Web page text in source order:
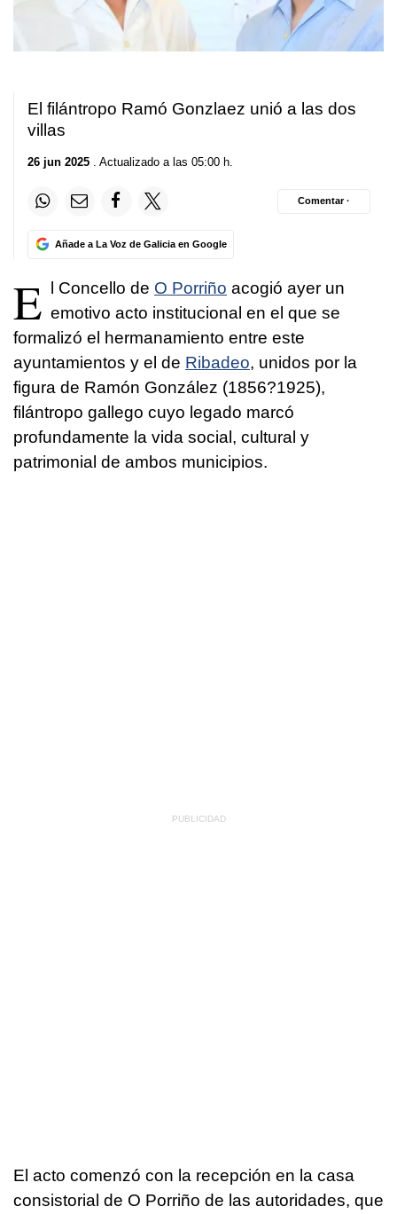
El filántropo Ramó Gonzlaez unió a las dos
villas
26 jun 2025 . Actualizado a las 05:00 h.
Añade a La Voz de Galicia en Google
Comentar ·
E l Concello de O Porriño acogió ayer un
emotivo acto institucional en el que se
formalizó el hermanamiento entre este
ayuntamientos y el de Ribadeo, unidos por la
figura de Ramón González (1856?1925),
filántropo gallego cuyo legado marcó
profundamente la vida social, cultural y
patrimonial de ambos municipios.
El acto comenzó con la recepción en la casa
consistorial de O Porriño de las autoridades, que